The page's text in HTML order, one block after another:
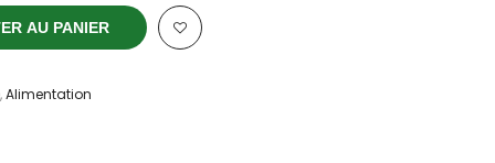
AU PANIER
,Alimentation